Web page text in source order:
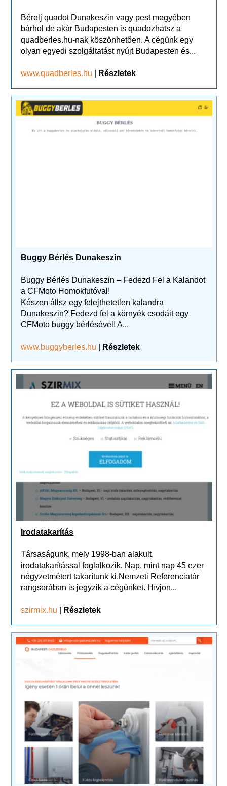
Bérelj quadot Dunakeszin vagy pest megyében
bárhol de akár Budapesten is quadozhatsz a
quadberles.hu-nak köszönhetően. A cégünk egy
olyan egyedi szolgáltatást nyújt Budapesten és...
www.quadberles.hu Részletek
Buggy Bérlés Dunakeszin
Buggy Bérlés Dunakeszin – Fedezd Fel a Kalandot
a CFMoto Homokfutóval!
Készen állsz egy felejthetetlen kalandra
Dunakeszin? Fedezd fel a környék csodáit egy
CFMoto buggy bérlésével! A...
www.buggyberles.hu Részletek
Irodatakarítás
Társaságunk, mely 1998-ban alakult,
irodatakarítással foglalkozik. Nap, mint nap 45 ezer
négyzetmétert takarítunk ki.Nemzeti Referenciatár
rangsorában is jegyzik a cégünket. Hívjon...
szirmix.hu Részletek